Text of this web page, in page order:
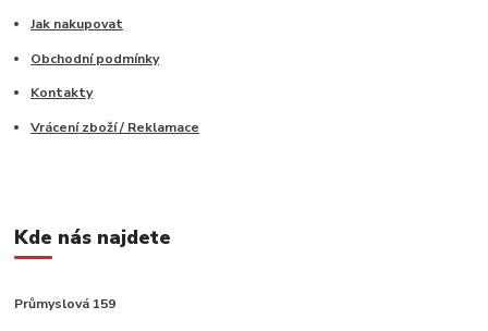
Jak nakupovat
Obchodní podmínky
Kontakty
Vrácení zboží / Reklamace
Kde nás najdete
Průmyslová 159